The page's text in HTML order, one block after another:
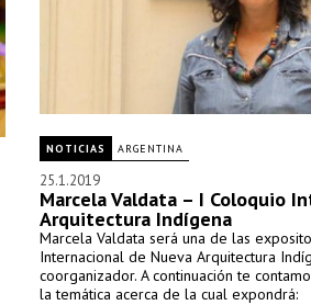
NOTICIAS ARGENTINA
25.1.2019
Marcela Valdata – I Coloquio
Arquitectura Indígena
Marcela Valdata será una de las
Internacional de Nueva Arquitectura
coorganizador. A continuación te
la temática acerca de la cual expondrá: